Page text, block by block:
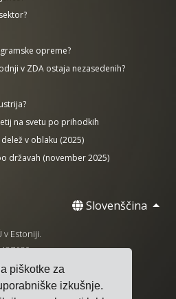
piškotke za
izkušnje.
opreme?
v ZDA ostaja nezasedenih?
na svetu po prihodkih
v oblaku (2025)
državah (november 2025)
Slovenščina
v Estoniji.
Talin, Estonija